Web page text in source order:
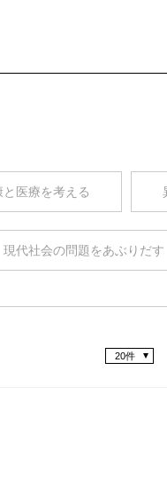
と医療を考える
現代社会の問題をあぶりだす
20件